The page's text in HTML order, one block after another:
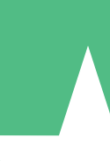
10 Descargas
20 00